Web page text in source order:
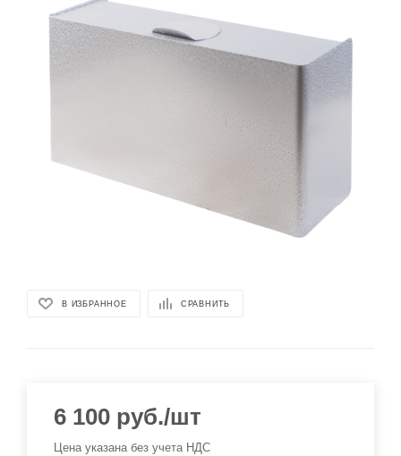
В ИЗБРАННОЕ СРАВНИТЬ
6 100 руб./шт
Цена указана без учета НДС